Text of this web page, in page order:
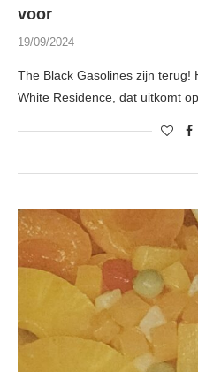
voor
19/09/2024
The Black Gasolines zijn terug!
White Residence, dat uitkomt